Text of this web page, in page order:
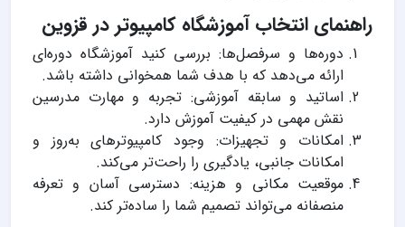
راهنمای انتخاب آموزشگاه کامپیوتر در قزوین
دوره‌ها و سرفصل‌ها: بررسی کنید آموزشگاه دوره‌ای
ارائه می‌دهد که با هدف شما همخوانی داشته باشد.
اساتید و سابقه آموزشی: تجربه و مهارت مدرسین
نقش مهمی در کیفیت آموزش دارد.
امکانات و تجهیزات: وجود کامپیوترهای به‌روز و
امکانات جانبی، یادگیری را راحت‌تر می‌کند.
موقعیت مکانی و هزینه: دسترسی آسان و تعرفه
منصفانه می‌تواند تصمیم شما را ساده‌تر کند.